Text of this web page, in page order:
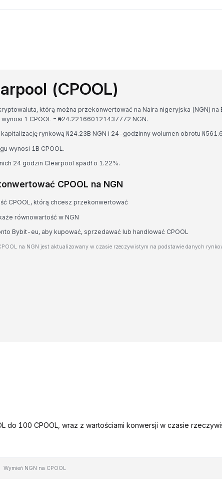
(CPOOL)
którą można przekonwertować na Naira nigeryjska (NGN)
1 CPOOL = ₦24.221660121437772 NGN.
rynkową ₦24.23B NGN i 24-godzinny wolumen obrotu
wynosi 1B CPOOL.
24 godzin Clearpool spadł o 1.22%.
CPOOL na NGN
CPOOL, którą chcesz przekonwertować
równowartość w NGN
Bybit-eu, aby kupować, sprzedawać lub handlować CPOOL
na NGN jest aktualizowany w czasie rzeczywistym na podstawie danych
do 100 CPOOL, wraz z wartościami konwersji w czasie
Wymień NGN na CPOOL